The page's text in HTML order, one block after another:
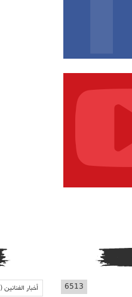
6513 أخبار الفنانين(104)